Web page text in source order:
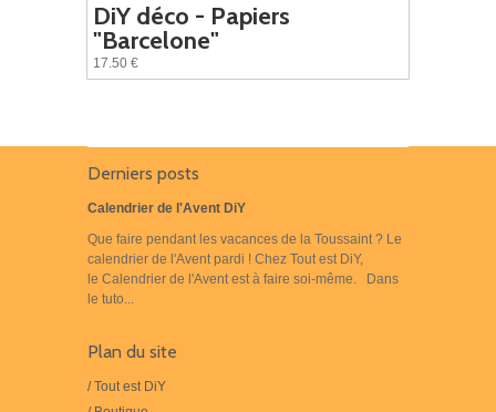
DiY déco - Papiers
"Barcelone"
17.50 €
Derniers posts
Calendrier de l'Avent DiY
Que faire pendant les vacances de la Toussaint ? Le
calendrier de l'Avent pardi ! Chez Tout est DiY,
le Calendrier de l'Avent est à faire soi-même. Dans
le tuto...
Plan du site
/ Tout est DiY